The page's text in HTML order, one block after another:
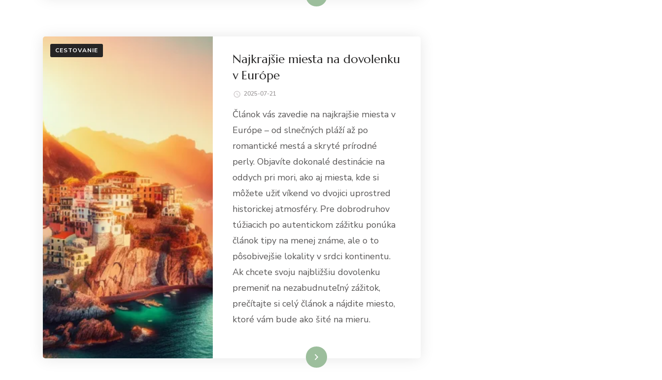
CESTOVANIE
Najkrajšie miesta na dovolenku
v Európe
2025-07-21
Článok vás zavedie na najkrajšie miesta v
Európe – od slnečných pláží až po
romantické mestá a skryté prírodné
perly. Objavíte dokonalé destinácie na
oddych pri mori, ako aj miesta, kde si
môžete užiť víkend vo dvojici uprostred
historickej atmosféry. Pre dobrodruhov
túžiacich po autentickom zážitku ponúka
článok tipy na menej známe, ale o to
pôsobivejšie lokality v srdci kontinentu.
Ak chcete svoju najbližšiu dovolenku
premeniť na nezabudnuteľný zážitok,
prečítajte si celý článok a nájdite miesto,
ktoré vám bude ako šité na mieru.
Dowiedz się więcej